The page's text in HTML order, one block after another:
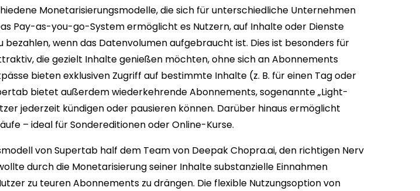
Monetarisierungsmodelle, die sich für unterschiedliche Unternehmen
Pay-as-you-go-System ermöglicht es Nutzern, auf Inhalte oder Dienste
bezahlen, wenn das Datenvolumen aufgebraucht ist. Dies ist besonders für
die gezielt Inhalte genießen möchten, ohne sich an Abonnements
bieten exklusiven Zugriff auf bestimmte Inhalte (z. B. für einen Tag oder
bietet außerdem wiederkehrende Abonnements, sogenannte „Light-
jederzeit kündigen oder pausieren können. Darüber hinaus ermöglicht
– ideal für Sondereditionen oder Online-Kurse.
von Supertab half dem Team von Deepak Chopra.ai, den richtigen Nerv
durch die Monetarisierung seiner Inhalte substanzielle Einnahmen
zu teuren Abonnements zu drängen. Die flexible Nutzungsoption von